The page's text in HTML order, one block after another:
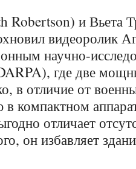
Robertson) и Вьета
видеоролик
научно-
где две
в отличие от
в компактном
отличает
он избавляет